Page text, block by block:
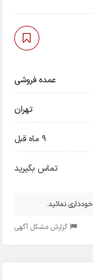
عمده فروشی
تهران
9 ماه قبل
تماس بگیرید
نمائید.
گزارش مشکل آگهی